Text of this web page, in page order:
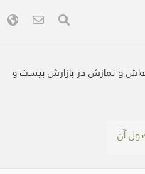
و نمازش در بازارش بیست و
آن